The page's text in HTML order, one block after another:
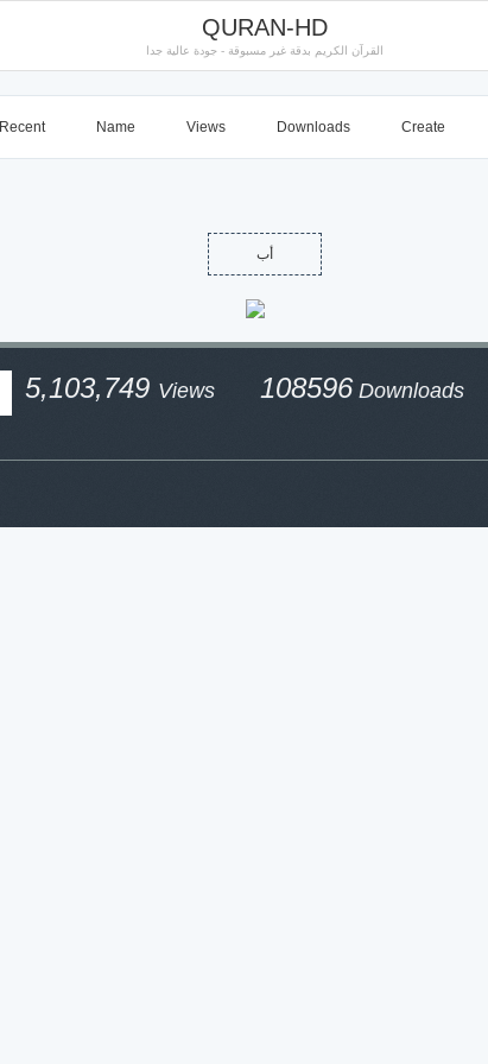
QURAN-HD
القرآن الكريم بدقة غير مسبوقة - جودة عالية جدا
Recent Name Views Downloads Create
أب
5,103,749 Views 108596 Downloads